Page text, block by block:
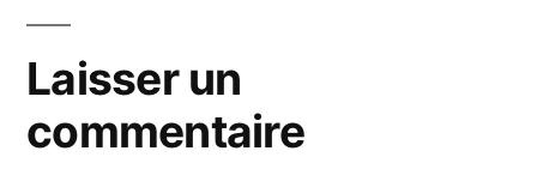
Laisser un
commentaire